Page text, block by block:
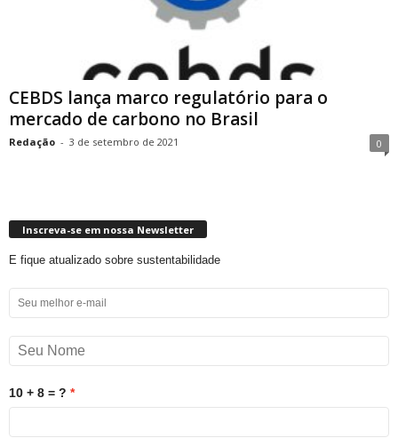
CEBDS lança marco regulatório para o
mercado de carbono no Brasil
Redação - 3 de setembro de 2021 0
Inscreva-se em nossa Newsletter
E fique atualizado sobre sustentabilidade
10 + 8 = ?